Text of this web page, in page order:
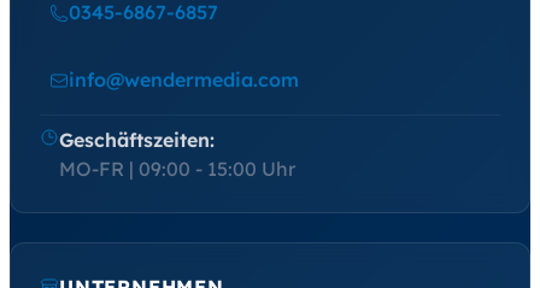
0345-6867-6857
info@wendermedia.com
Geschäftszeiten:
MO-FR | 09:00 - 15:00 Uhr